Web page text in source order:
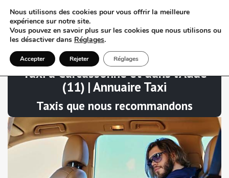
Taxi à Carcassonne et dans l’Aude
(11) | Annuaire Taxi
Taxis que nous recommandons
Nous utilisons des cookies pour vous offrir la meilleure
expérience sur notre site.
Vous pouvez en savoir plus sur les cookies que nous utilisons ou
les désactiver dans Réglages.
Accepter Rejeter Réglages